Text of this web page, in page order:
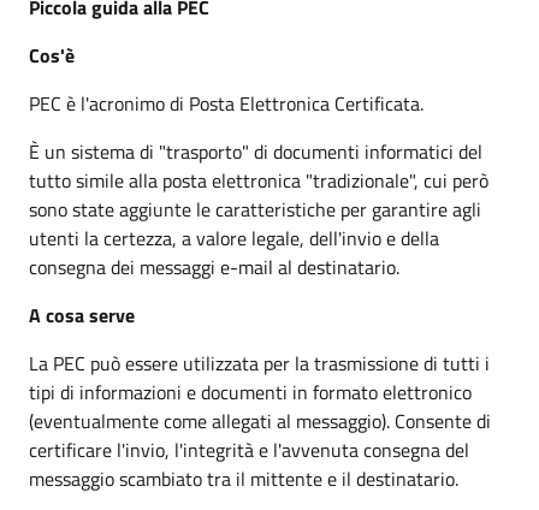
Piccola guida alla PEC
Cos'è
PEC è l'acronimo di Posta Elettronica Certificata.
È un sistema di "trasporto" di documenti informatici del
tutto simile alla posta elettronica "tradizionale", cui però
sono state aggiunte le caratteristiche per garantire agli
utenti la certezza, a valore legale, dell'invio e della
consegna dei messaggi e-mail al destinatario.
A cosa serve
La PEC può essere utilizzata per la trasmissione di tutti i
tipi di informazioni e documenti in formato elettronico
(eventualmente come allegati al messaggio). Consente di
certificare l'invio, l'integrità e l'avvenuta consegna del
messaggio scambiato tra il mittente e il destinatario.